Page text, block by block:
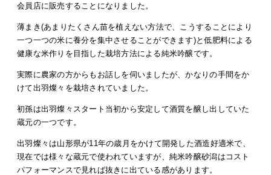
会員店に販売することになりました。
薄まき(あまりたくさん苗を植えない方法で、こうすることにより
一つ一つの米に養分を集中させることができます)と低肥料による
健康な米作りを目指した栽培方法による純米吟醸です。
実際に農家の方からもお話しを伺いましたが、かなりの手間をか
けて出羽燦々を栽培されていました。
初孫は出羽燦々スタート当初から安定して酒質を醸し出していた
蔵元の一つです。
出羽燦々は山形県が11年の歳月をかけて開発した酒造好適米で、
現在では様々な蔵元で使われていますが、純米吟醸砂潟はコスト
パフォーマンスで見れば抜きに出ている感があります。